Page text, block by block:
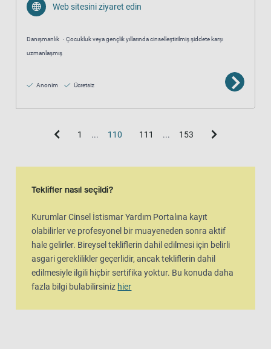
Web sitesini ziyaret edin
Danışmanlık
Çocukluk veya gençlik yıllarında cinselleştirilmiş şiddete karşı
uzmanlaşmış
Anonim Ücretsiz
1 ... 110 111 ... 153
Teklifler nasıl seçildi?
Kurumlar Cinsel İstismar Yardım Portalına kayıt
olabilirler ve profesyonel bir muayeneden sonra aktif
hale gelirler. Bireysel tekliflerin dahil edilmesi için belirli
asgari gereklilikler geçerlidir, ancak tekliflerin dahil
edilmesiyle ilgili hiçbir sertifika yoktur. Bu konuda daha
fazla bilgi bulabilirsiniz hier